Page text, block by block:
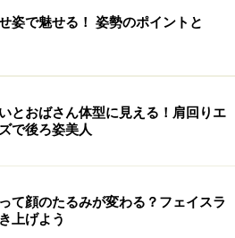
。休日はラクチンなパジャマで
びり過ごそう…とレンタルショ
顔くらい洗わないと！
姿で魅せる！ 姿勢のポイントと
とおばさん体型に見える！肩回りエ
で後ろ姿美人
て顔のたるみが変わる？フェイスラ
上げよう